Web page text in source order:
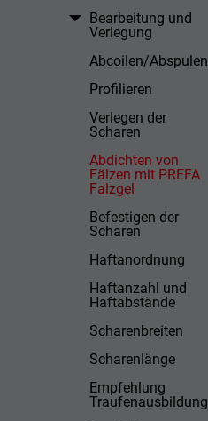
Bearbeitung und
Verlegung
Abcoilen/Abspulen
Profilieren
Verlegen der
Scharen
Abdichten von
Fälzen mit PREFA
Falzgel
Befestigen der
Scharen
Haftanordnung
Haftanzahl und
Haftabstände
Scharenbreiten
Scharenlänge
Empfehlung
Traufenausbildung